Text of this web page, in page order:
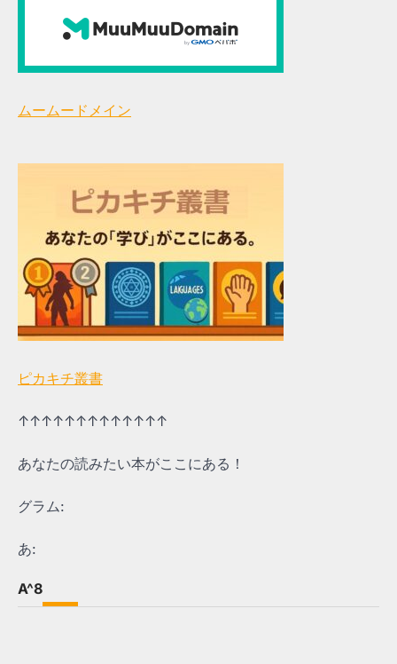
ムームードメイン
ピカキチ叢書
↑↑↑↑↑↑↑↑↑↑↑↑↑
あなたの読みたい本がここにある！
グラム:
あ:
A^8